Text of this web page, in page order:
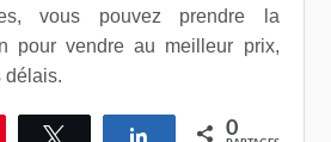
vous pouvez prendre la
pour vendre au meilleur prix,
délais.
Épingle Tweetez Partagez0